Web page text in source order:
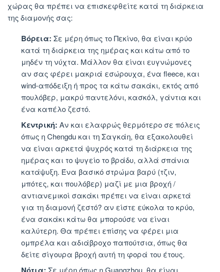
χώρας θα πρέπει να επισκεφθείτε κατά τη διάρκεια
της διαμονής σας:
Βόρεια: Σε μέρη όπως το Πεκίνο, θα είναι κρύο
κατά τη διάρκεια της ημέρας και κάτω από το
μηδέν τη νύχτα. Μάλλον θα είναι ευγνώμονες
αν σας φέρει μακριά εσώρουχα, ένα fleece, και
wind-απόδειξη ή προς τα κάτω σακάκι, εκτός από
πουλόβερ, μακρύ παντελόνι, κασκόλ, γάντια και
ένα καπέλο ζεστό.
Κεντρική: Αν και ελαφρώς θερμότερο σε πόλεις
όπως η Chengdu και τη Σαγκάη, θα εξακολουθεί
να είναι αρκετά ψυχρός κατά τη διάρκεια της
ημέρας και το ψυγείο το βράδυ, αλλά σπάνια
κατάψυξη. Ένα βασικό στρώμα βαρύ (τζιν,
μπότες, και πουλόβερ) μαζί με μια βροχή /
αντιανεμικοί σακάκι πρέπει να είναι αρκετά
για τη διαμονή ζεστό? αν είστε εύκολα το κρύο,
ένα σακάκι κάτω θα μπορούσε να είναι
καλύτερη. Θα πρέπει επίσης να φέρει μια
ομπρέλα και αδιάβροχο παπούτσια, όπως θα
δείτε σίγουρα βροχή αυτή τη φορά του έτους.
Σε μέρη όπως η Guangzhou, θα είναι